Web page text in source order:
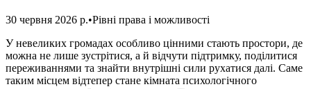
30 червня 2026 р.•Рівні права і можливості
У невеликих громадах особливо цінними стають простори, де
можна не лише зустрітися, а й відчути підтримку, поділитися
переживаннями та знайти внутрішні сили рухатися далі. Саме
таким місцем відтепер стане кімната психологічного